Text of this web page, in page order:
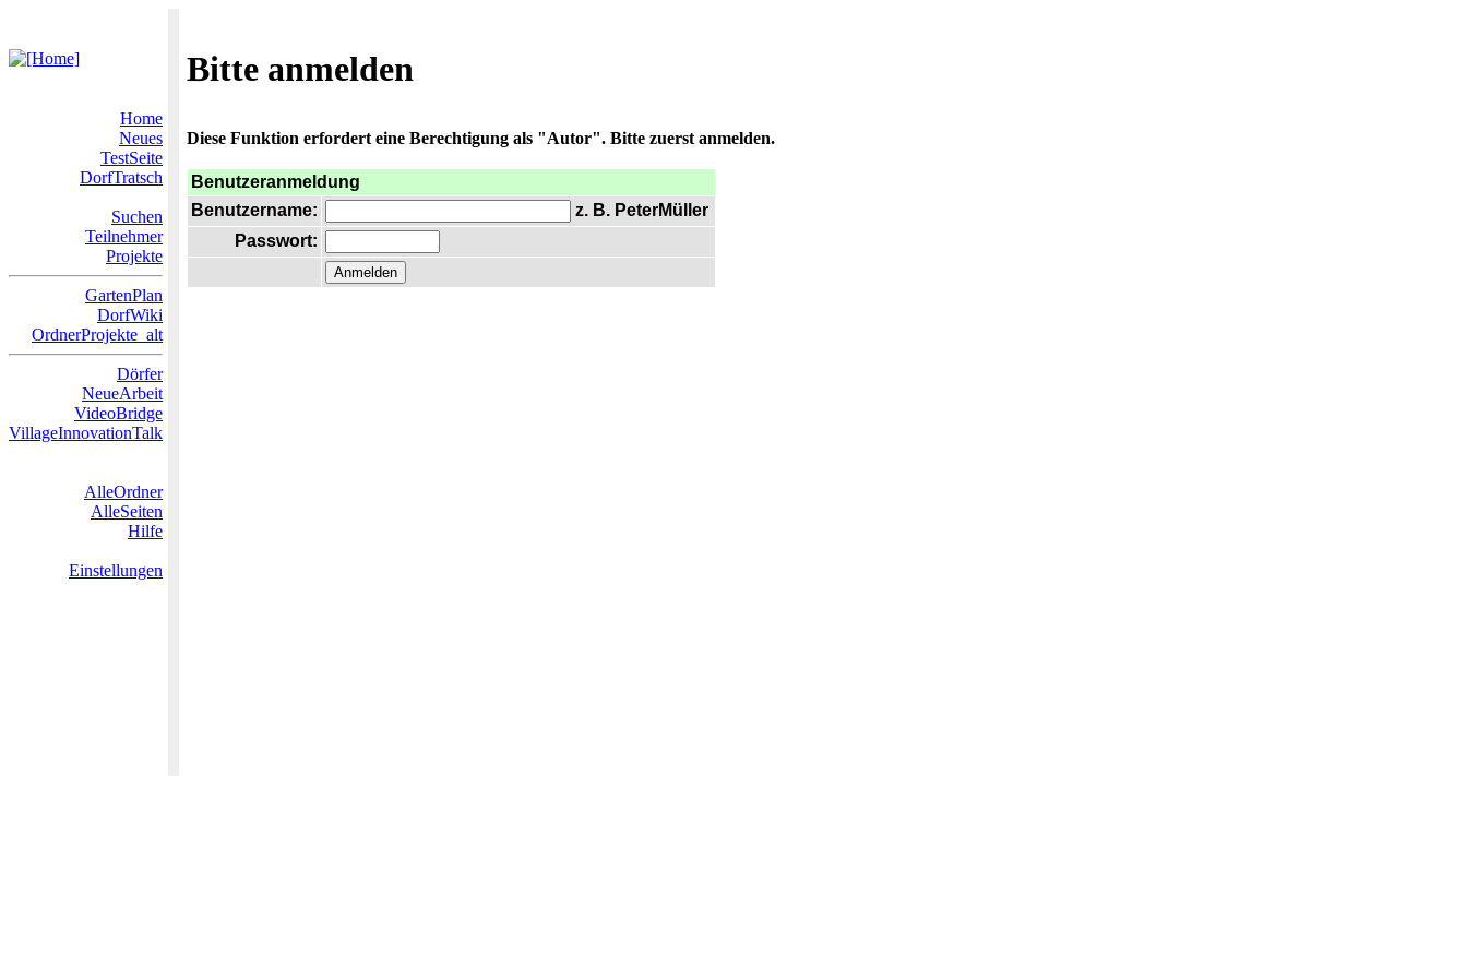
Bitte anmelden
Home
Neues
TestSeite
DorfTratsch
Suchen
Teilnehmer
Projekte
GartenPlan
DorfWiki
OrdnerProjekte_alt
Dörfer
NeueArbeit
VideoBridge
VillageInnovationTalk
AlleOrdner
AlleSeiten
Hilfe
Einstellungen
Diese Funktion erfordert eine Berechtigung als "Autor". Bitte zuerst anmelden.
Benutzeranmeldung
Benutzername:
z. B. PeterMüller
Passwort: